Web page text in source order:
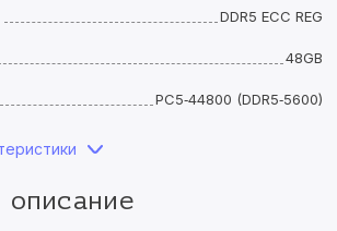
DDR5 ECC REG
48GB
PC5‑44800 (DDR5‑5600)
описание